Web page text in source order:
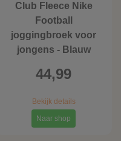
Club Fleece Nike
Football
joggingbroek voor
jongens - Blauw
44,99
Bekijk details
Naar shop